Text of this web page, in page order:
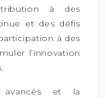
à des
et des défis
à des
l’innovation
avancés et la